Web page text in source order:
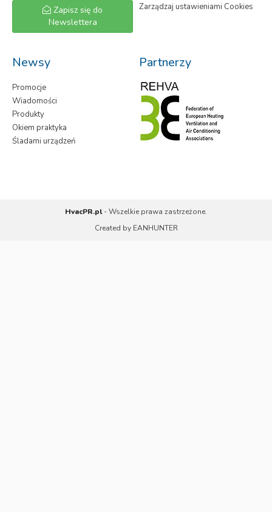
Zapisz się do
Newslettera
Zarządzaj ustawieniami Cookies
Newsy
Promocje
Wiadomości
Produkty
Okiem praktyka
Śladami urządzeń
Partnerzy
HvacPR.pl- Wszelkie prawa zastrzeżone.
Created by EANHUNTER